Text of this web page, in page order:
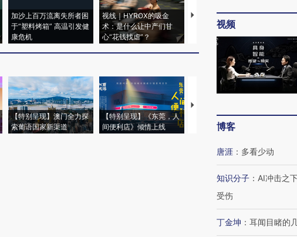
加沙上百万流离失所者困
于“塑料烤箱” 高温引发健
康危机
视线｜HYROX的吸金
术：是什么让中产们甘
心“花钱找虐”？
马航飞行员跨国走私7万
粒摇头丸 尿检体内含3种
视
育
【特别呈现】澳门全力探
索葡语国家新渠道
【特别呈现】《东莞，人
间便利店》倾情上线
【推广】走进第四届链博
会，让数智科技“链”接产
【
视频
博客
唐涯 ： 多看少动
知识分子 ： AI冲击之
受伤
丁金坤 ： 耳闻目睹的